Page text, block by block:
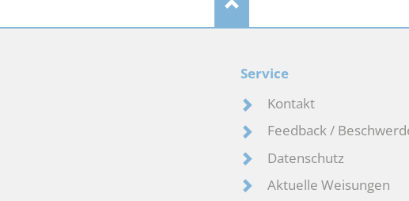
Service
Kontakt
Feedback /
Datenschutz
Aktuelle Weisungen